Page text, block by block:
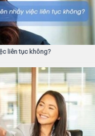
liên tục không?